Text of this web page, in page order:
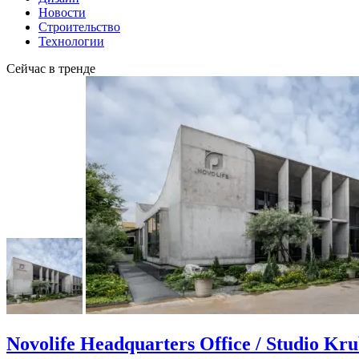
Новости
Строительство
Технологии
Сейчас в тренде
Novolife Headquarters Office / Studio